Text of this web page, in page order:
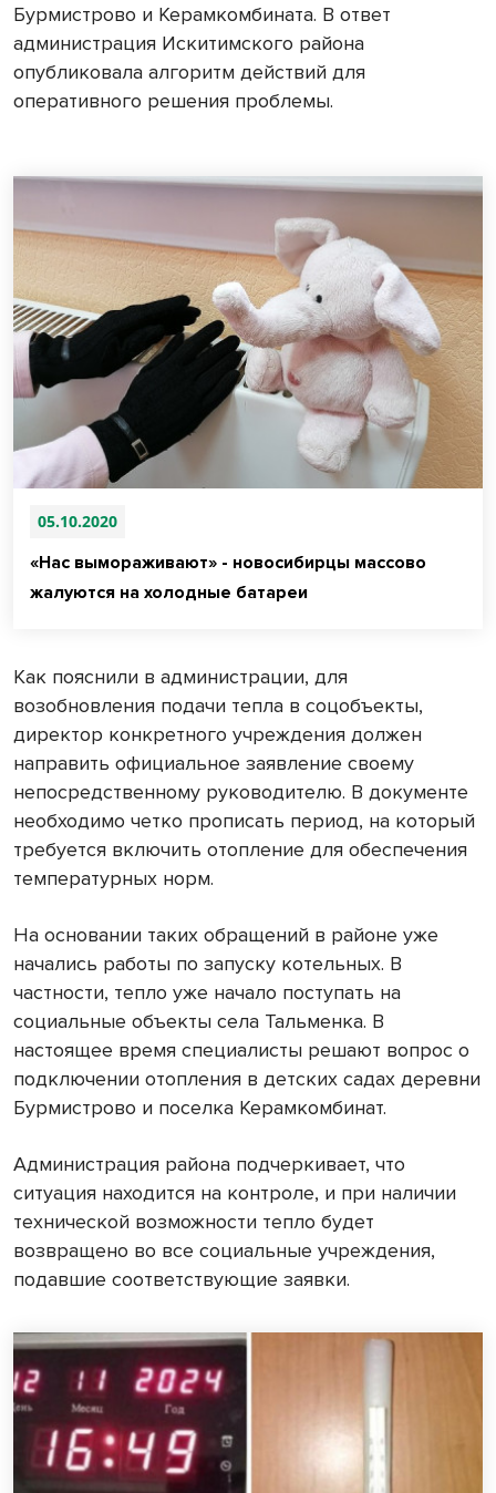
Бурмистрово и Керамкомбината. В ответ
администрация Искитимского района
опубликовала алгоритм действий для
оперативного решения проблемы.
05.10.2020
«Нас вымораживают» - новосибирцы массово
жалуются на холодные батареи
Как пояснили в администрации, для
возобновления подачи тепла в соцобъекты,
директор конкретного учреждения должен
направить официальное заявление своему
непосредственному руководителю. В документе
необходимо четко прописать период, на который
требуется включить отопление для обеспечения
температурных норм.
На основании таких обращений в районе уже
начались работы по запуску котельных. В
частности, тепло уже начало поступать на
социальные объекты села Тальменка. В
настоящее время специалисты решают вопрос о
подключении отопления в детских садах деревни
Бурмистрово и поселка Керамкомбинат.
Администрация района подчеркивает, что
ситуация находится на контроле, и при наличии
технической возможности тепло будет
возвращено во все социальные учреждения,
подавшие соответствующие заявки.